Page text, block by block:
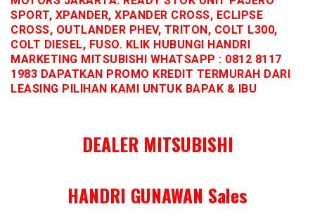
SPORT, XPANDER, XPANDER CROSS, ECLIPSE
CROSS, OUTLANDER PHEV, TRITON, COLT L300,
COLT DIESEL, FUSO. KLIK HUBUNGI HANDRI
MARKETING MITSUBISHI WHATSAPP : 0812 8117
1983 DAPATKAN PROMO KREDIT TERMURAH DARI
LEASING PILIHAN KAMI UNTUK BAPAK & IBU
DEALER MITSUBISHI
HANDRI GUNAWAN Sales